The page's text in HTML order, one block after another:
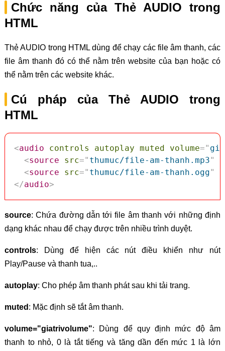
Chức năng của Thẻ AUDIO trong
HTML
Thẻ AUDIO trong HTML dùng để chạy các file âm thanh, các
file âm thanh đó có thể nằm trên website của bạn hoặc có
thể nằm trên các website khác.
Cú pháp của Thẻ AUDIO trong
HTML
<audio controls autoplay muted volume="
<source src=" thumuc/file-am-thanh.mp3"
<source src=" thumuc/file-am-thanh.ogg"
</audio>
source: Chứa đường dẫn tới file âm thanh với những định
dạng khác nhau để chạy được trên nhiều trình duyệt.
controls: Dùng để hiện các nút điều khiển như nút
Play/Pause và thanh tua,..
autoplay: Cho phép âm thanh phát sau khi tải trang.
muted : Mặc định sẽ tắt âm thanh.
volume="giatrivolume": Dùng để quy định mức độ âm
thanh to nhỏ, 0 là tắt tiếng và tăng dần đến mức 1 là lớn